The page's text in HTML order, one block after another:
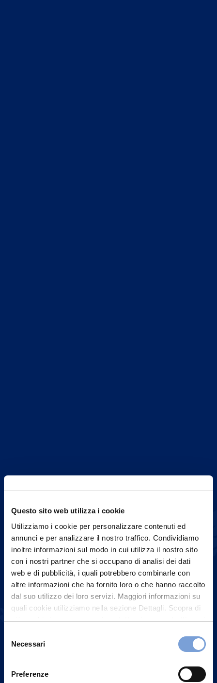
Questo sito web utilizza i cookie
Utilizziamo i cookie per personalizzare contenuti ed
annunci e per analizzare il nostro traffico. Condividiamo
inoltre informazioni sul modo in cui utilizza il nostro sito
con i nostri partner che si occupano di analisi dei dati
web e di pubblicità, i quali potrebbero combinarle con
altre informazioni che ha fornito loro o che hanno raccolto
dal suo utilizzo dei loro servizi. Maggiori informazioni su
quali cookie utilizziamo nella sezione Dettagli. Scopra di
più su chi siamo, come può contattarci e come trattiamo i
può trovare nel footer del sito nella sezione "Informativa
delNecessari
Preferenze